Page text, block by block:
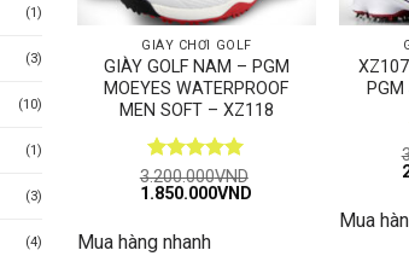
(1)
(3)
(10)
(1)
(3)
(4)
GIÀY CHƠI GOLF
GIÀY GOLF NAM – PGM
MOEYES WATERPROOF
MEN SOFT – XZ118
Được xếp
hạng55
3.200.000VND
Giá
3.200.000VND.
1.850.000VND
Mua hàng nhanh
PGM
Mua